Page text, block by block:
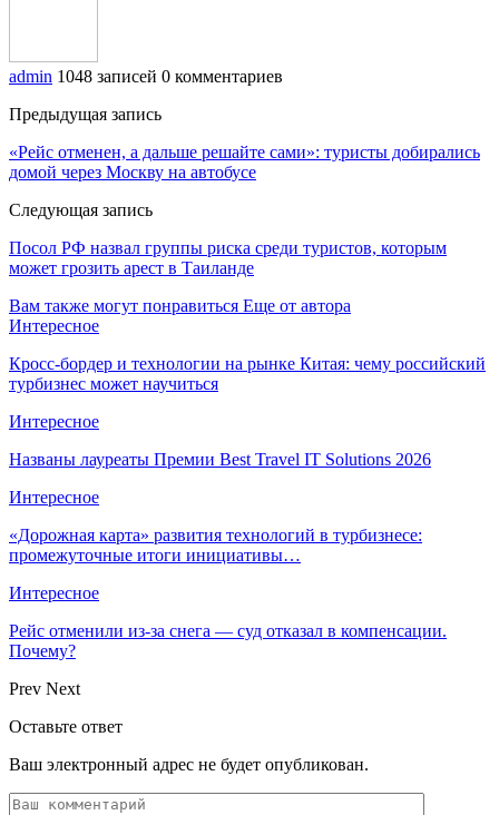
admin 1048 записей 0 комментариев
Предыдущая запись
«Рейс отменен, а дальше решайте сами»: туристы добирались
домой через Москву на автобусе
Следующая запись
Посол РФ назвал группы риска среди туристов, которым
может грозить арест в Таиланде
Вам также могут понравиться Еще от автора
Интересное
Кросс-бордер и технологии на рынке Китая: чему российский
турбизнес может научиться
Интересное
Названы лауреаты Премии Best Travel IT Solutions 2026
Интересное
«Дорожная карта» развития технологий в турбизнесе:
промежуточные итоги инициативы…
Интересное
Рейс отменили из-за снега — суд отказал в компенсации.
Почему?
Prev Next
Оставьте ответ
Ваш электронный адрес не будет опубликован.